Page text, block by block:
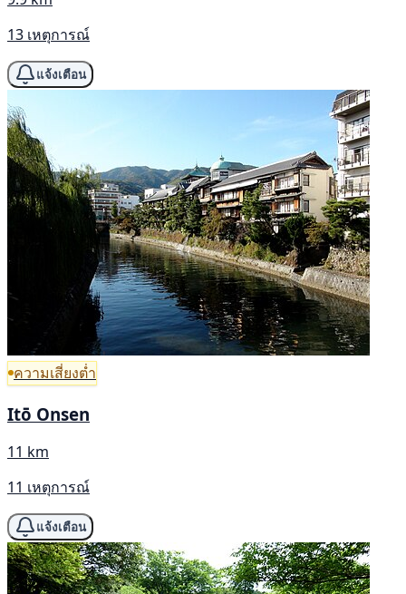
13 เหตุการณ์
แจ้งเตือน
ความเสี่ยงต่ำ
Itō Onsen
11 km
11 เหตุการณ์
แจ้งเตือน